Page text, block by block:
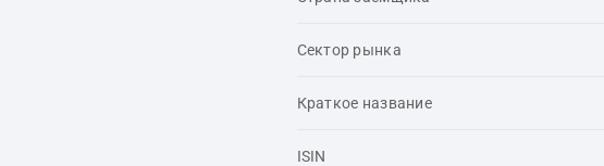
Сектор рынка
Краткое название
ISIN